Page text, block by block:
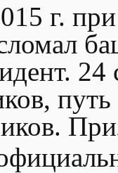
г.
24